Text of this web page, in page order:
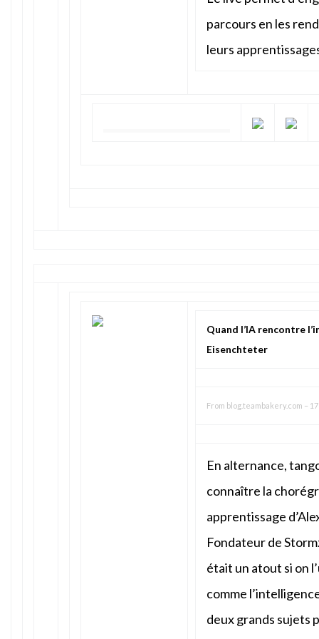
parcours en les
leurs
Quand l’IA rencontre
Eisenchteter
From blog.teambakery.com –
En alternance,
connaître la
apprentissage
Fondateur de
était un atout si on
comme
deux grands sujets